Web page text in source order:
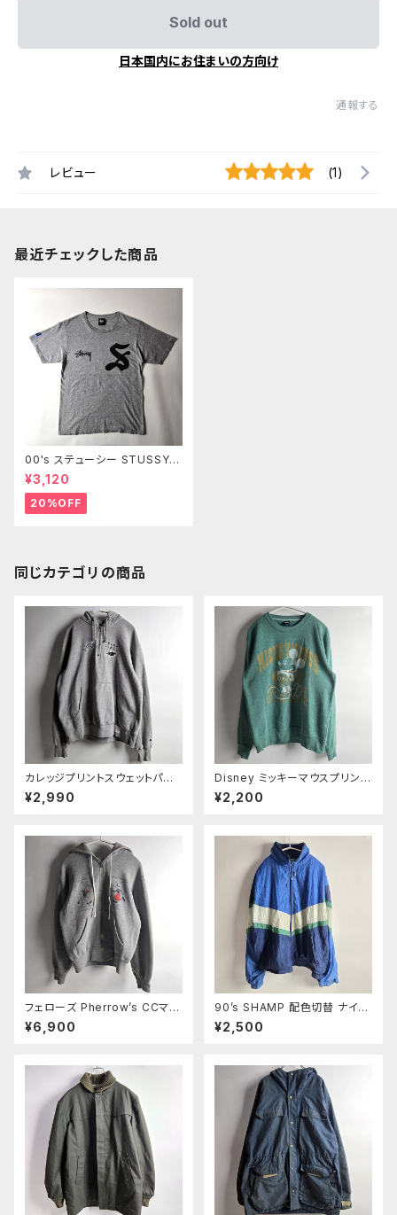
Sold out
日本国内にお住まいの方向け
通報する
レビュー (1)
最近チェックした商品
00's ステューシー STUSSY
オールドイングリッシュTシャツ
クルーネック S グレー メキシコ
製 m0514-35
¥3,120
20%OFF
同じカテゴリの商品
カレッジプリントスウェットパー
カー チャンピオン Champion×
FIELDHOUSEコラボ MONTA
¥2,990
Disney ミッキーマウスプリント
クルーネックスウェットシャツ ト
レーナー 裏起毛 M グリーン m
¥2,200
フェローズ Pherrow’s CCマス
ターズ ポパイ×オリーブプリント
フルジップスウェットパーカー 裏
¥6,900
90’s SHAMP 配色切替 ナイロ
ンジャケット ライトアウター ビッ
グサイズXXL ブルー m1003-7
¥2,500